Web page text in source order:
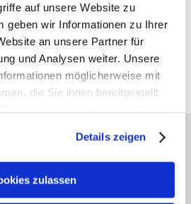
auf unsere Website zu
geben wir Informationen zu Ihrer
an unsere Partner für
und Analysen weiter. Unsere
möglicherweise mit
die Sie ihnen bereitgestellt
Details zeigen
zulassen
bestellen
inklusive der gesetzl. MwSt. und zzgl.
Bestellwert versandkostenfrei!)
und Zubehör.Die Bestellung
Versand erfolgte sehr schnell.